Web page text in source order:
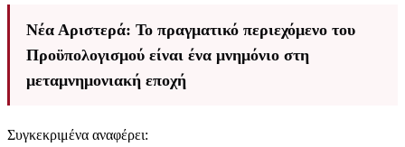
Νέα Αριστερά: Το πραγματικό περιεχόμενο του
Προϋπολογισμού είναι ένα μνημόνιο στη
μεταμνημονιακή εποχή
Συγκεκριμένα αναφέρει: